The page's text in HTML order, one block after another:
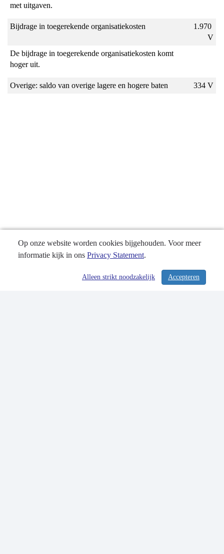
met uitgaven.
Bijdrage in toegerekende organisatiekosten
1.970
V
De bijdrage in toegerekende organisatiekosten komt
hoger uit.
Overige: saldo van overige lagere en hogere baten 334 V
/ 340
Op onze website worden cookies bijgehouden. Voor meer
informatie kijk in ons Privacy Statement.
Accepteren
Alleen strikt noodzakelijk